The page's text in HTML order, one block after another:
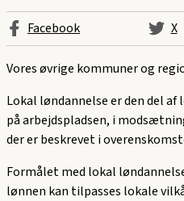
Facebook X
Vores øvrige kommuner og
Lokal løndannelse er den del
på arbejdspladsen, i
der er beskrevet i
Formålet med lokal
lønnen kan tilpasses lokale